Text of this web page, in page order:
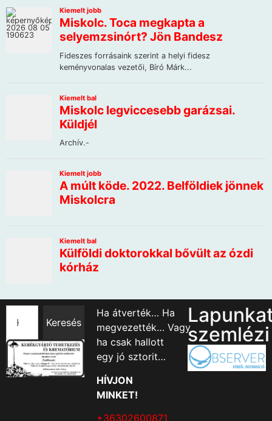
Keresés
Ha átverték… Ha
megvezették… Vagy
ha csak hallott
egy jó sztorit…
HÍVJON
MINKET!
+36302600871
szemlézi